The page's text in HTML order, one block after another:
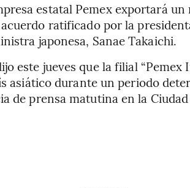
estatal Pemex exportará
ratificado por la
japonesa, Sanae Takaichi.
este jueves que la filial “Pemex
asiático durante un periodo
de prensa matutina en la